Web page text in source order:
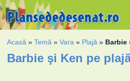
Acasă »Temă »Vara » Plajă » Barbie
Barbie şi Ken pe